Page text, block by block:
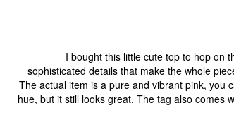
I bought this little cute top to hop on
sophisticated details that make the whole
The actual item is a pure and vibrant pink, you
hue, but it still looks great. The tag also comes